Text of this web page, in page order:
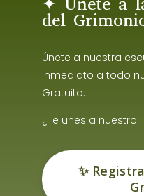
del
Únete a nuestra
inmediato a todo
Gratuito.
¿Te unes a nuestro
✨